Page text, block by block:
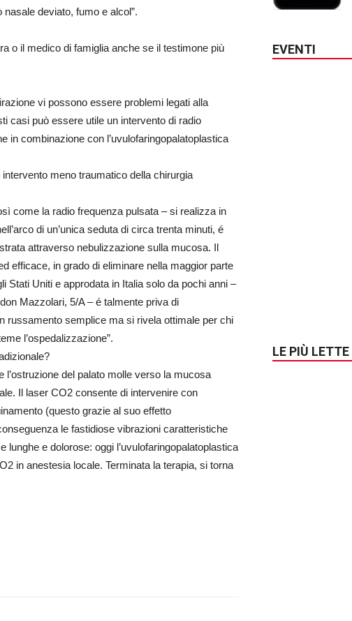
nasale deviato, fumo e alcol”.
o il medico di famiglia anche se il testimone più
vi possono essere problemi legati alla
casi può essere utile un intervento di radio
in combinazione con l’uvulofaringopalatoplastica
meno traumatico della chirurgia
come la radio frequenza pulsata – si realizza in
di un’unica seduta di circa trenta minuti, é
attraverso nebulizzazione sulla mucosa. Il
efficace, in grado di eliminare nella maggior parte
Stati Uniti e approdata in Italia solo da pochi anni –
Mazzolari, 5/A – é talmente priva di
russamento semplice ma si rivela ottimale per chi
l’ospedalizzazione”.
l’ostruzione del palato molle verso la mucosa
Il laser CO2 consente di intervenire con
(questo grazie al suo effetto
le fastidiose vibrazioni caratteristiche
e dolorose: oggi l’uvulofaringopalatoplastica
in anestesia locale. Terminata la terapia, si torna
EVENTI
LE PIÙ LETTE